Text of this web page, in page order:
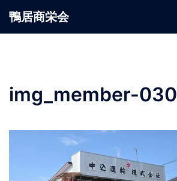
鴨居商栄会
img_member-030